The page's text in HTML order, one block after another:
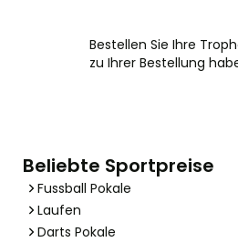
Bestellen Sie Ihre
zu Ihrer Bestellung
Beliebte Sportpreise
Fussball Pokale
Laufen
Darts Pokale